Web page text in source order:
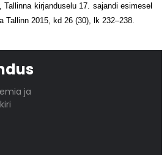
Tallinna kirjanduselu 17. sajandi esimesel
Tallinn 2015, kd 26 (30), lk 232–238.
ja